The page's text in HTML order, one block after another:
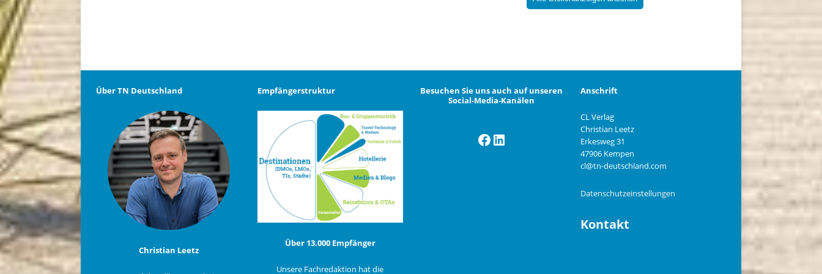
Über TN Deutschland
Christian Leetz
Empfängerstruktur
Über 13.000 Empfänger
Unsere Fachredaktion hat die
Besuchen Sie uns auch auf unseren
Social-Media-Kanälen
Facebook
LinkedIn
Anschrift
CL Verlag
Christian Leetz
Erkesweg 31
47906 Kempen
cl@tn-deutschland.com
Datenschutzeinstellungen
Kontakt